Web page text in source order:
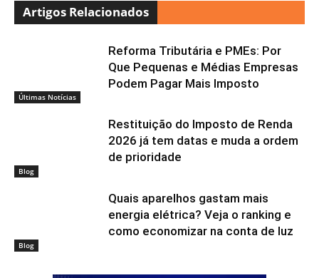
Artigos Relacionados
Últimas Notícias
Reforma Tributária e PMEs: Por
Que Pequenas e Médias Empresas
Podem Pagar Mais Imposto
Blog
Restituição do Imposto de Renda
2026 já tem datas e muda a ordem
de prioridade
Blog
Quais aparelhos gastam mais
energia elétrica? Veja o ranking e
como economizar na conta de luz